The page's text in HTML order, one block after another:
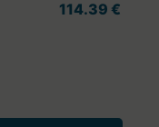
114.39 €